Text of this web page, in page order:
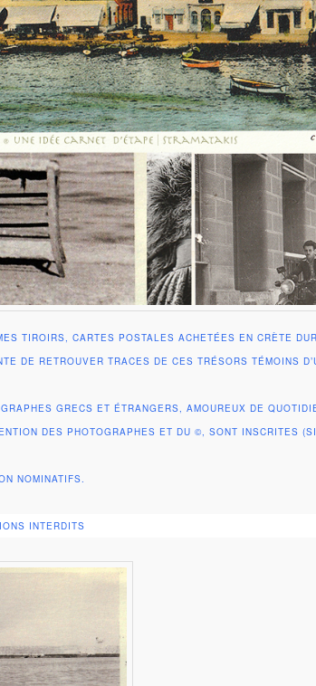
TIROIRS, CARTES POSTALES ACHETÉES EN CRÈTE
DE RETROUVER TRACES DE CES TRÉSORS TÉMOINS
GRECS ET ÉTRANGERS, AMOUREUX DE
DES PHOTOGRAPHES ET DU ©, SONT INSCRITES
NOMINATIFS.
INTERDITS